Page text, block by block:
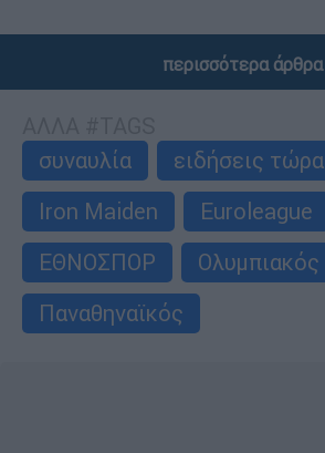
περισσότερα άρθρα
συναυλία
ειδήσεις τώρα
Iron Maiden
Euroleague
ΕΘΝΟΣΠΟΡ
Ολυμπιακός
Παναθηναϊκός